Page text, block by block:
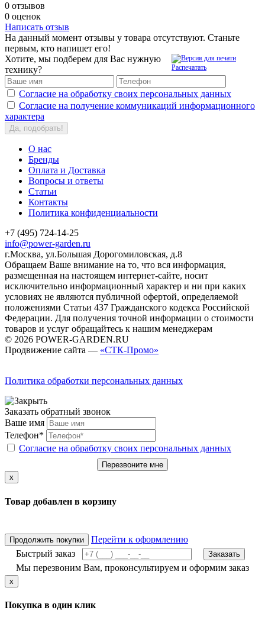
0 отзывов
0 оценок
Написать отзыв
На данный момент отзывы у товара отсутствуют. Станьте
первым, кто напишет его!
Распечатать
Хотите, мы подберем для Вас нужную
технику?
Согласие на обработку своих персональных данных
Согласие на получение коммуникаций информационного
характера
Да, подобрать!
О нас
Бренды
Оплата и Доставка
Вопросы и ответы
Статьи
Контакты
Политика конфиденциальности
+7 (495) 724-14-25
info@power-garden.ru
г.Москва, ул.Большая Дорогомиловская, д.8
Обращаем Ваше внимание на то, что вся информация,
размещенная на настоящем интернет-сайте, носит
исключительно информационный характер и ни при каких
условиях не являются публичной офертой, определяемой
положениями Статьи 437 Гражданского кодекса Российской
Федерации. Для получения точной информации о стоимости
товаров и услуг обращайтесь к нашим менеджерам
© 2026 POWER-GARDEN.RU
Продвижение сайта — «СТК-Промо»
Политика обработки персональных данных
Заказать обратный звонок
Ваше имя
Телефон*
Согласие на обработку своих персональных данных
Перезвоните мне
x
Товар добавлен в корзину
Продолжить покупки
Перейти к оформлению
Быстрый заказ
Заказать
Мы перезвоним Вам, проконсультируем и оформим заказ
x
Покупка в один клик